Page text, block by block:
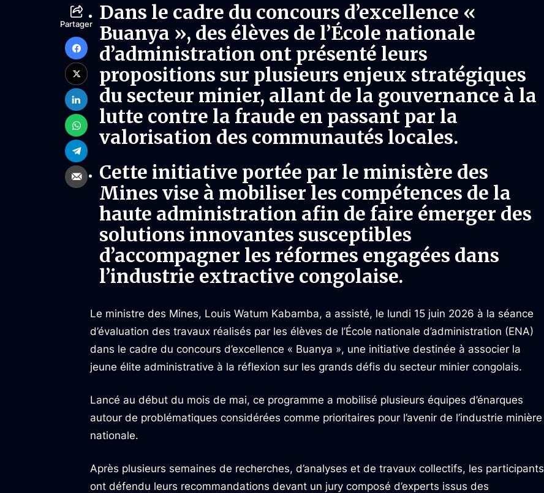
Partager
Dans le cadre du concours d’excellence «
Buanya », des élèves de l’École nationale
d’administration ont présenté leurs
propositions sur plusieurs enjeux stratégiques
du secteur minier, allant de la gouvernance à la
lutte contre la fraude en passant par la
valorisation des communautés locales.
Cette initiative portée par le ministère des
Mines vise à mobiliser les compétences de la
haute administration afin de faire émerger des
solutions innovantes susceptibles
d’accompagner les réformes engagées dans
l’industrie extractive congolaise.
Le ministre des Mines, Louis Watum Kabamba, a assisté, le lundi 15 juin 2026 à la séance
d’évaluation des travaux réalisés par les élèves de l’École nationale d’administration (ENA)
dans le cadre du concours d’excellence « Buanya », une initiative destinée à associer la
jeune élite administrative à la réflexion sur les grands défis du secteur minier congolais.
Lancé au début du mois de mai, ce programme a mobilisé plusieurs équipes d’énarques
autour de problématiques considérées comme prioritaires pour l’avenir de l’industrie minière
nationale.
Après plusieurs semaines de recherches, d’analyses et de travaux collectifs, les participants
ont défendu leurs recommandations devant un jury composé d’experts issus des